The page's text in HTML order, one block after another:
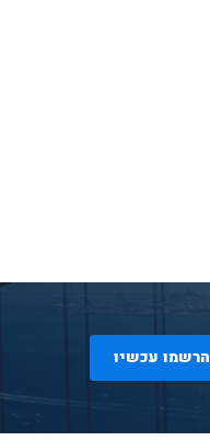
הרשמו עכשיו